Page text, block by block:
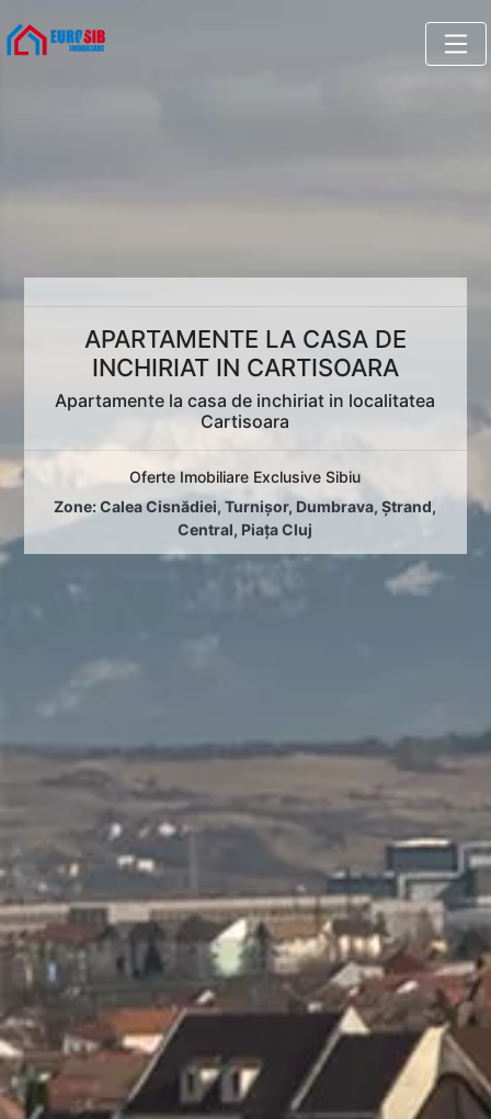
APARTAMENTE LA CASA DE
INCHIRIAT IN CARTISOARA
Apartamente la casa de inchiriat in localitatea
Cartisoara
Oferte Imobiliare Exclusive Sibiu
Zone:Calea Cisnădiei,Turnișor, Dumbrava,Ștrand,
Central, Piața Cluj